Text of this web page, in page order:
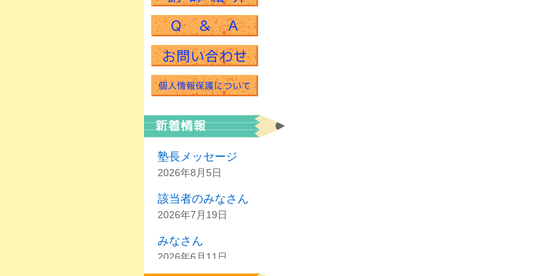
塾長メッセージ
2026年8月5日
該当者のみなさん
2026年7月19日
みなさん
2026年6月11日